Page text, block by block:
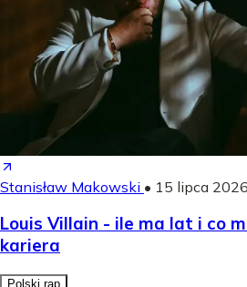
Stanisław Makowski • 15 lipca 2026
Louis Villain - ile ma lat i co
kariera
Polski rap